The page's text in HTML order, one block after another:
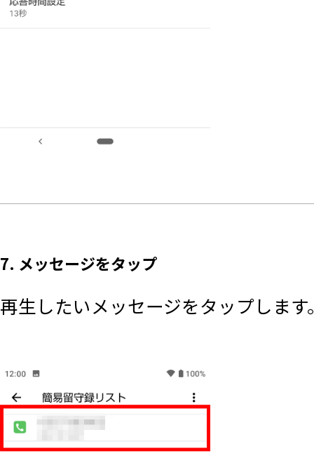
7. メッセージをタップ
再生したいメッセージをタップします